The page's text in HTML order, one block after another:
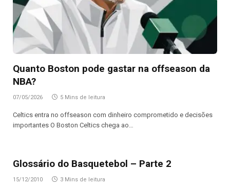
Quanto Boston pode gastar na offseason da
NBA?
07/05/2026 5 Mins de leitura
Celtics entra no offseason com dinheiro comprometido e decisões
importantes O Boston Celtics chega ao…
Glossário do Basquetebol – Parte 2
15/12/2010 3 Mins de leitura